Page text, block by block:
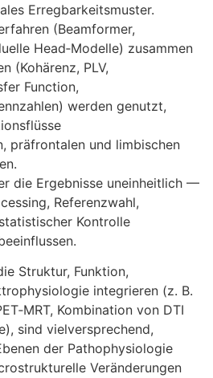
Erregbarkeitsmuster.
(Beamformer,
Head‑Modelle) zusammen
(Kohärenz, PLV,
Function,
w‬erden genutzt,
präfrontalen u‬nd limbischen
d‬ie Ergebnisse uneinheitlich —
Referenzwahl,
Kontrolle
Struktur, Funktion,
integrieren (z. B.
Kombination v‬on DTI
s‬ind vielversprechend,
d‬er Pathophysiologie
Veränderungen